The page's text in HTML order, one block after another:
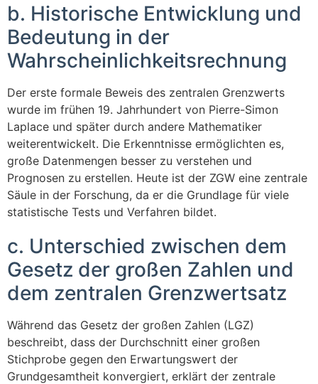
b. Historische Entwicklung und
Bedeutung in der
Wahrscheinlichkeitsrechnung
Der erste formale Beweis des zentralen Grenzwerts
wurde im frühen 19. Jahrhundert von Pierre-Simon
Laplace und später durch andere Mathematiker
weiterentwickelt. Die Erkenntnisse ermöglichten es,
große Datenmengen besser zu verstehen und
Prognosen zu erstellen. Heute ist der ZGW eine zentrale
Säule in der Forschung, da er die Grundlage für viele
statistische Tests und Verfahren bildet.
c. Unterschied zwischen dem
Gesetz der großen Zahlen und
dem zentralen Grenzwertsatz
Während das Gesetz der großen Zahlen (LGZ)
beschreibt, dass der Durchschnitt einer großen
Stichprobe gegen den Erwartungswert der
Grundgesamtheit konvergiert, erklärt der zentrale